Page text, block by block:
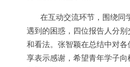
在互动交流环节，围绕同
遇到的困惑，四位报告人分别
和看法。张智颖在总结中对各
享表示感谢，希望青年学子向